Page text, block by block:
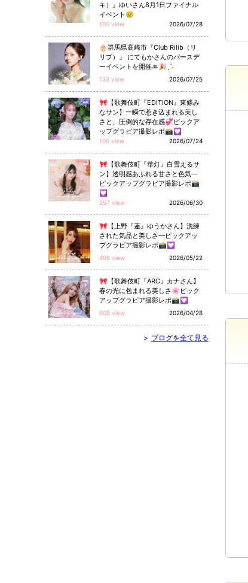
キ）』ゆいさん8月1日ファイナル
イベント😢
100 view 2026/07/28
🎂群馬県高崎市『Club Rilib（リ
リブ）』 にてもかさんのバースデ
ーイベントを開催ꔛ🎉ˎˊ˗
133 view 2026/07/25
🎀【歌舞伎町『EDITION』東條み
なサン】一瞬で惹き込まれる美し
さと、圧倒的な存在感💞ピックア
ップグラビア撮影レポ📸💟
100 view 2026/07/24
🎀【歌舞伎町『華灯』白雪えるサ
ン】透明感あふれる甘さと色気—
ピックアップグラビア撮影レポ📸
💟
257 view 2026/06/30
🎀【上野『蓮』ゆうかさん】洗練
された気品と美しさ—ピックアッ
プグラビア撮影レポ📸💟
496 view 2026/05/22
🎀【歌舞伎町『ARC』カナさん】
春の光に包まれる美しさ🌸ピック
アップグラビア撮影レポ📸💟
608 view 2026/04/28
> ブログを全て見る